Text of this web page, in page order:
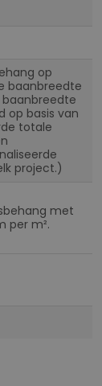
op
baanbreedte
baanbreedte
op basis van
totale
project.)
met
per m².